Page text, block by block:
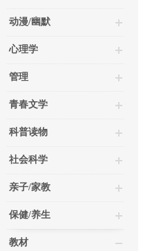
动漫/幽默
心理学
管理
青春文学
科普读物
社会科学
亲子/家教
保健/养生
教材